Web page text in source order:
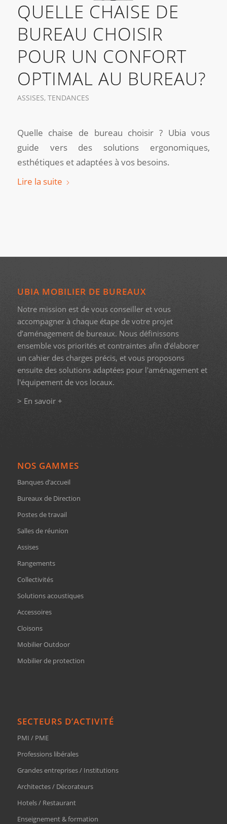
QUELLE CHAISE DE
BUREAU CHOISIR
POUR UN CONFORT
OPTIMAL AU BUREAU?
ASSISES, TENDANCES
Quelle chaise de bureau choisir ? Ubia vous
guide vers des solutions ergonomiques,
esthétiques et adaptées à vos besoins.
Lire la suite
UBIA MOBILIER DE BUREAUX
Notre mission est de vous conseiller et vous
accompagner à chaque étape de votre projet
d’aménagement de bureaux. Nous définissons
ensemble vos priorités et contraintes afin d’élaborer
un cahier des charges précis, et vous proposons
ensuite des solutions adaptées pour l'aménagement et
l'équipement de vos locaux.
> En savoir +
NOS GAMMES
Banques d’accueil
Bureaux de Direction
Postes de travail
Salles de réunion
Assises
Rangements
Collectivités
Solutions acoustiques
Accessoires
Cloisons
Mobilier Outdoor
Mobilier de protection
SECTEURS D’ACTIVITÉ
PMI / PME
Professions libérales
Grandes entreprises / Institutions
Architectes / Décorateurs
Hotels / Restaurant
Enseignement & formation